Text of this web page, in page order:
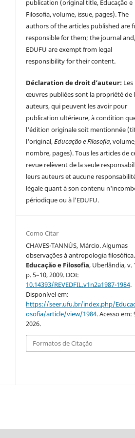
publication (original title, Educação e
Filosofia, volume, issue, pages). The
authors of the articles published are
responsible for them; the journal
EDUFU are exempt from legal
responsibility for their content.
Déclaration de droit d’auteur: Les
œuvres publiées sont la propriété de
auteurs, qui peuvent les avoir pour
publication ultérieure, à condition
l'édition originale soit mentionnée
l'original,Educação e Filosofia,
nombre, pages). Tous les articles de
revue relèvent de la seule
leurs auteurs et aucune
légale quant à son contenu
périodique ou à l’EDUFU.
Como Citar
CHAVES-TANNÚS, Márcio. Algumas
observações à antropologia filosófica.
Educação e Filosofia, Uberlândia, v.
p. 5–10, 2009. DOI:
10.14393/REVEDFIL.v1n2a1987-1984.
Disponível em:
https://seer.ufu.br/index.php/
osofia/article/view/1984. Acesso em:
2026.
Formatos de Citação